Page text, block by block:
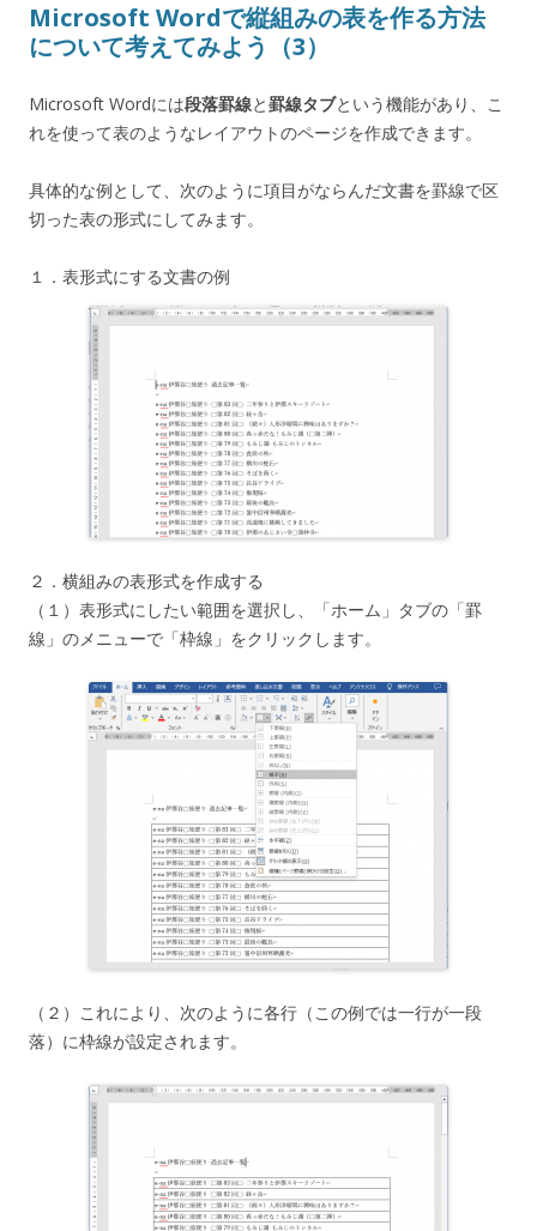
Microsoft Wordで縦組みの表を作る方法
について考えてみよう（3）
Microsoft Wordには段落罫線と罫線タブという機能があり、こ
れを使って表のようなレイアウトのページを作成できます。
具体的な例として、次のように項目がならんだ文書を罫線で区
切った表の形式にしてみます。
１．表形式にする文書の例
２．横組みの表形式を作成する
（１）表形式にしたい範囲を選択し、「ホーム」タブの「罫
線」のメニューで「枠線」をクリックします。
（２）これにより、次のように各行（この例では一行が一段
落）に枠線が設定されます。